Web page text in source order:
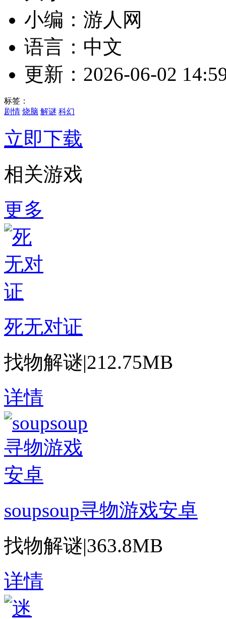
小编：游人网
语言：中文
更新：2026-06-02
标签：
剧情 烧脑 解谜 科幻
立即下载
相关游戏
更多
死无对证
找物解谜|212.75MB
详情
soupsoup寻物游戏安卓
找物解谜|363.8MB
详情